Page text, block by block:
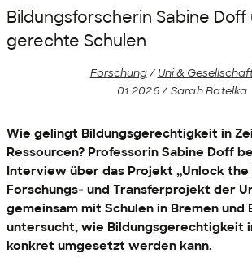
Bildungsforscherin Sabine
gerechte Schulen
Forschung/ Uni &
01.2026 / Sarah Batelka
Wie gelingt Bildungsgerechtigkeit in
Ressourcen? Professorin Sabine Doff
Interview über das Projekt „Unlock the
Forschungs‑ und Transferprojekt der
gemeinsam mit Schulen in Bremen und
untersucht, wie Bildungsgerechtigkeit
konkret umgesetzt werden kann.